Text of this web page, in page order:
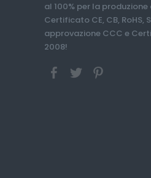
al 100% per la produzione
Certificato CE, CB, RoHS,
approvazione CCC e
2008!